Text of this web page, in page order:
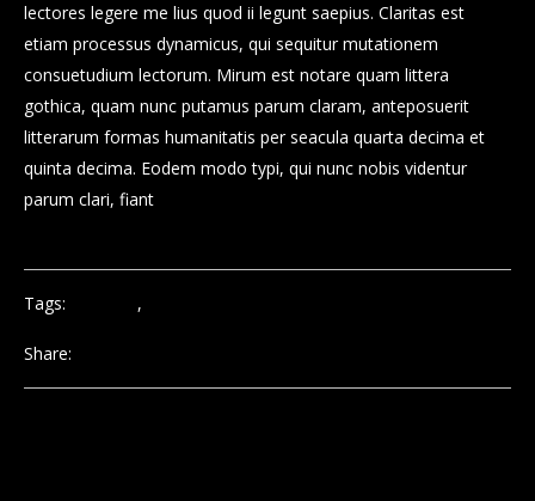
Personal
Protfolio
lectores legere me lius quod ii legunt saepius. Claritas est
etiam processus dynamicus, qui sequitur mutationem
consuetudium lectorum. Mirum est notare quam littera
gothica, quam nunc putamus parum claram, anteposuerit
litterarum formas humanitatis per seacula quarta decima et
quinta decima. Eodem modo typi, qui nunc nobis videntur
parum clari, fiant
Tags: ,
Share: